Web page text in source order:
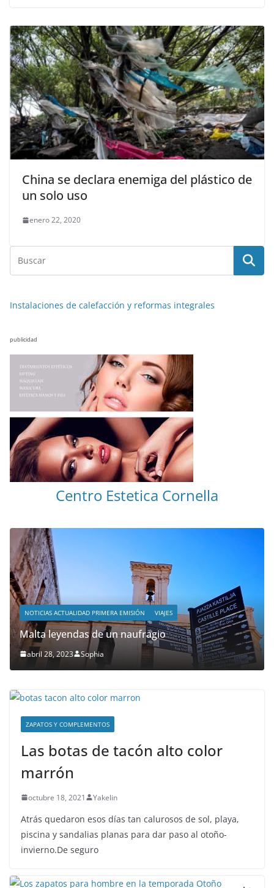
China se declara enemiga del plástico de
un solo uso
enero 22, 2020
Instalaciones de calefacción y reformas integrales
publicidad
Centro Estetica Cornella
NOTICIAS ACTUALIDAD PRIMERA EMISIÓN VIAJES
Malta leyendas de un naufragio
abril 28, 2023 Sophia
ZAPATOS Y COMPLEMENTOS
Las botas de tacón alto color
marrón
octubre 18, 2021 Yakelin
Atrás quedaron esos días tan calurosos de sol, playa,
piscina y sandalias planas para dar paso al otoño-
invierno.De seguro